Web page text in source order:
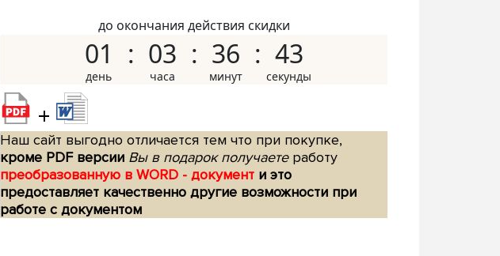
до окончания действия скидки
01 03 36 42
+
Наш сайт выгодно отличается тем что при покупке,
кроме PDF версии Вы в подарок получаетеработу
преобразованную в WORD - документ и это
предоставляет качественно другие возможности при
работе с документом